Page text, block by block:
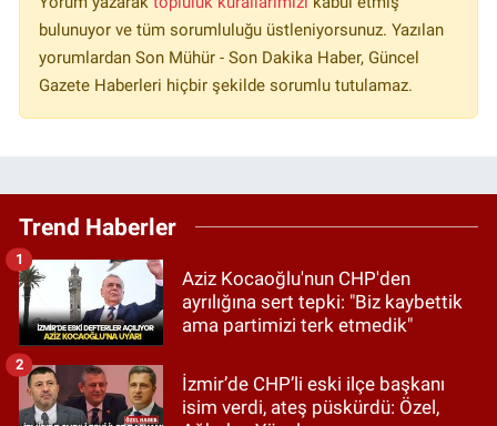
bulunuyor ve tüm sorumluluğu üstleniyorsunuz. Yazılan
yorumlardan Son Mühür - Son Dakika Haber, Güncel
Gazete Haberleri hiçbir şekilde sorumlu tutulamaz.
Trend Haberler
Aziz Kocaoğlu'nun CHP'den
ayrılığına sert tepki: "Biz kaybettik
ama partimizi terk etmedik"
1
İzmir’de CHP’li eski ilçe başkanı
isim verdi, ateş püskürdü: Özel,
2